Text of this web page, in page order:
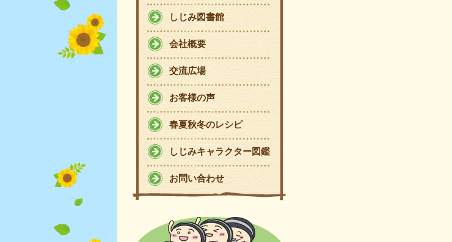
しじみ図書館
会社概要
交流広場
お客様の声
春夏秋冬のレシピ
しじみキャラクター図鑑
お問い合わせ